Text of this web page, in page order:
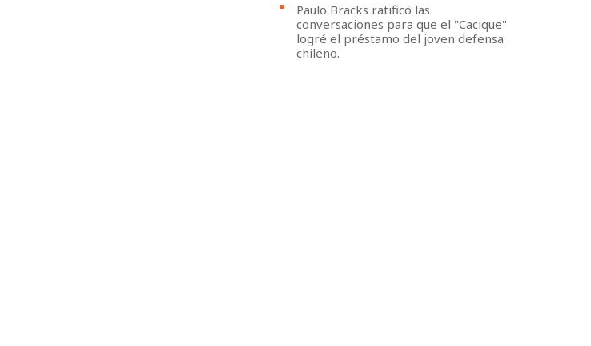
Paulo Bracks ratificó las
conversaciones para que el "Cacique"
logré el préstamo del joven defensa
chileno.